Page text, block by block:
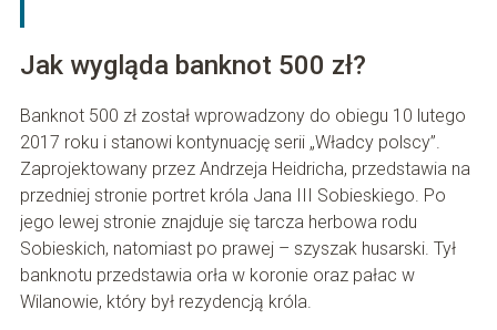
Jak wygląda banknot 500 zł?
Banknot 500 zł został wprowadzony do obiegu 10 lutego
2017 roku i stanowi kontynuację serii „Władcy polscy”.
Zaprojektowany przez Andrzeja Heidricha, przedstawia na
przedniej stronie portret króla Jana III Sobieskiego. Po
jego lewej stronie znajduje się tarcza herbowa rodu
Sobieskich, natomiast po prawej – szyszak husarski. Tył
banknotu przedstawia orła w koronie oraz pałac w
Wilanowie, który był rezydencją króla.